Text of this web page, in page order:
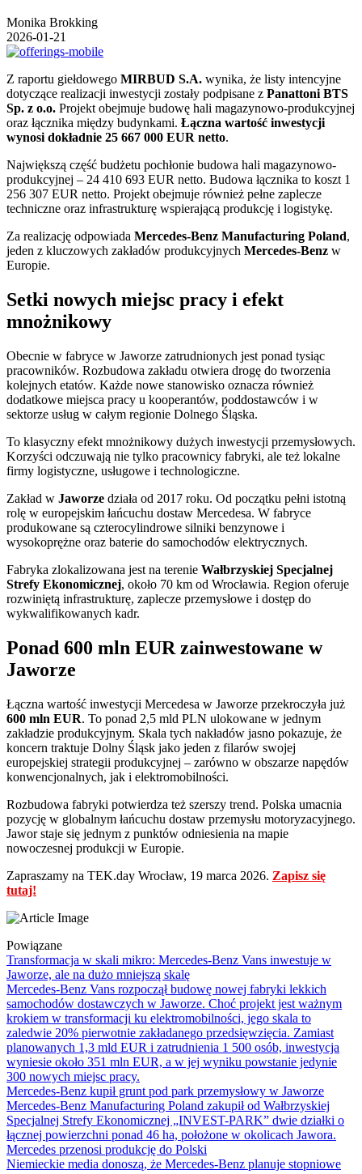
Monika Brokking
2026-01-21
Z raportu giełdowego MIRBUD S.A. wynika, że listy intencyjne
dotyczące realizacji inwestycji zostały podpisane z Panattoni BTS
Sp. z o.o. Projekt obejmuje budowę hali magazynowo-produkcyjnej
oraz łącznika między budynkami. Łączna wartość inwestycji
wynosi dokładnie 25 667 000 EUR netto.
Największą część budżetu pochłonie budowa hali magazynowo-
produkcyjnej – 24 410 693 EUR netto. Budowa łącznika to koszt 1
256 307 EUR netto. Projekt obejmuje również pełne zaplecze
techniczne oraz infrastrukturę wspierającą produkcję i logistykę.
Za realizację odpowiada Mercedes-Benz Manufacturing Poland,
jeden z kluczowych zakładów produkcyjnych Mercedes-Benz w
Europie.
Setki nowych miejsc pracy i efekt
mnożnikowy
Obecnie w fabryce w Jaworze zatrudnionych jest ponad tysiąc
pracowników. Rozbudowa zakładu otwiera drogę do tworzenia
kolejnych etatów. Każde nowe stanowisko oznacza również
dodatkowe miejsca pracy u kooperantów, poddostawców i w
sektorze usług w całym regionie Dolnego Śląska.
To klasyczny efekt mnożnikowy dużych inwestycji przemysłowych.
Korzyści odczuwają nie tylko pracownicy fabryki, ale też lokalne
firmy logistyczne, usługowe i technologiczne.
Zakład w Jaworze działa od 2017 roku. Od początku pełni istotną
rolę w europejskim łańcuchu dostaw Mercedesa. W fabryce
produkowane są czterocylindrowe silniki benzynowe i
wysokoprężne oraz baterie do samochodów elektrycznych.
Fabryka zlokalizowana jest na terenie Wałbrzyskiej Specjalnej
Strefy Ekonomicznej, około 70 km od Wrocławia. Region oferuje
rozwiniętą infrastrukturę, zaplecze przemysłowe i dostęp do
wykwalifikowanych kadr.
Ponad 600 mln EUR zainwestowane w
Jaworze
Łączna wartość inwestycji Mercedesa w Jaworze przekroczyła już
600 mln EUR. To ponad 2,5 mld PLN ulokowane w jednym
zakładzie produkcyjnym. Skala tych nakładów jasno pokazuje, że
koncern traktuje Dolny Śląsk jako jeden z filarów swojej
europejskiej strategii produkcyjnej – zarówno w obszarze napędów
konwencjonalnych, jak i elektromobilności.
Rozbudowa fabryki potwierdza też szerszy trend. Polska umacnia
pozycję w globalnym łańcuchu dostaw przemysłu motoryzacyjnego.
Jawor staje się jednym z punktów odniesienia na mapie
nowoczesnej produkcji w Europie.
Zapraszamy na TEK.day Wrocław, 19 marca 2026. Zapisz się
tutaj!
Powiązane
Transformacja w skali mikro: Mercedes-Benz Vans inwestuje w
Jaworze, ale na dużo mniejszą skalę
Mercedes-Benz Vans rozpoczął budowę nowej fabryki lekkich
samochodów dostawczych w Jaworze. Choć projekt jest ważnym
krokiem w transformacji ku elektromobilności, jego skala to
zaledwie 20% pierwotnie zakładanego przedsięwzięcia. Zamiast
planowanych 1,3 mld EUR i zatrudnienia 1 500 osób, inwestycja
wyniesie około 351 mln EUR, a w jej wyniku powstanie jedynie
300 nowych miejsc pracy.
Mercedes-Benz kupił grunt pod park przemysłowy w Jaworze
Mercedes-Benz Manufacturing Poland zakupił od Wałbrzyskiej
Specjalnej Strefy Ekonomicznej „INVEST-PARK” dwie działki o
łącznej powierzchni ponad 46 ha, położone w okolicach Jawora.
Mercedes przenosi produkcję do Polski
Niemieckie media donoszą, że Mercedes-Benz planuje stopniowe